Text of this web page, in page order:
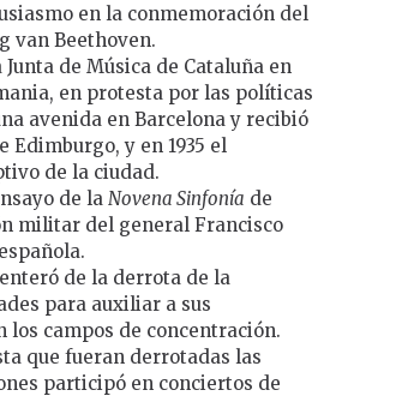
en la conmemoración del
van Beethoven.
de Música de Cataluña en
en protesta por las políticas
avenida en Barcelona y recibió
Edimburgo, y en 1935 el
de la ciudad.
de la Novena Sinfonía de
militar del general Francisco
de la derrota de la
para auxiliar a sus
campos de concentración.
que fueran derrotadas las
participó en conciertos de